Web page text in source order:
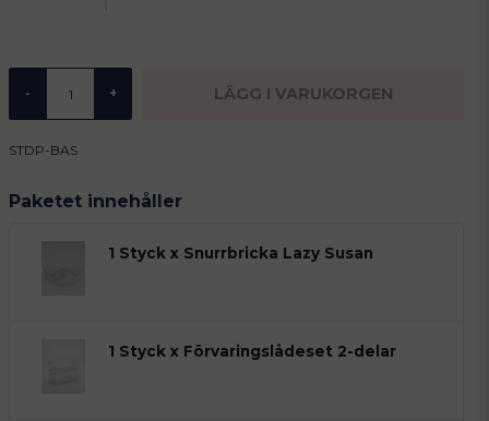
- + LÄGG I VARUKORGEN
STDP-BAS
Paketet innehåller
1 Styck x Snurrbricka Lazy Susan
1 Styck x Förvaringslådeset 2-delar